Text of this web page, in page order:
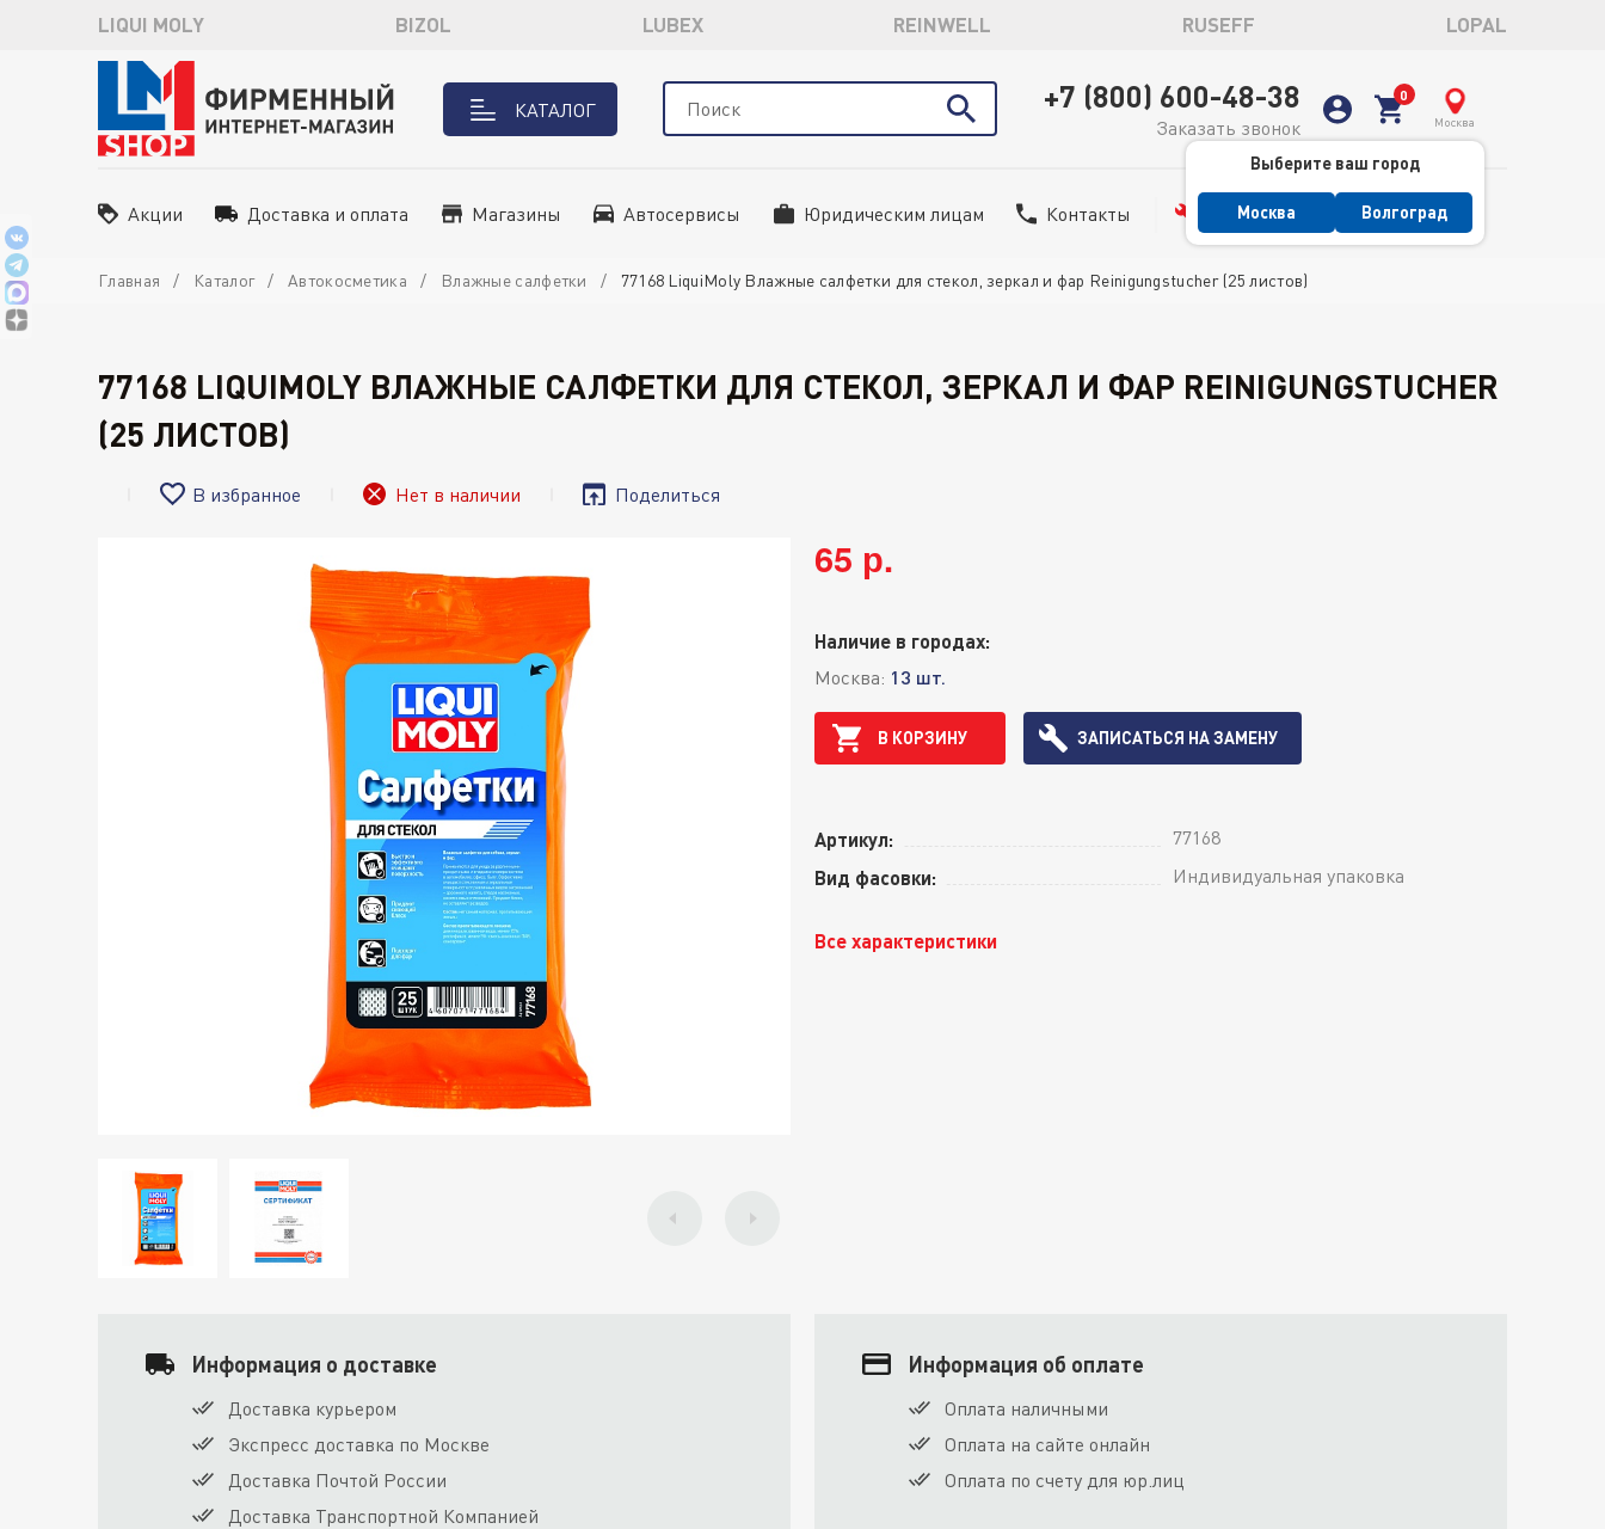
LIQUI MOLY BIZOL LUBEX REINWELL RUSEFF LOPAL
КАТАЛОГ +7 (800) 600-48-38
Заказать звонок Москва
Выберите ваш город
Москва Волгоград
Акции Доставка и оплата Магазины Автосервисы Юридическим лицам Контакты Сервис
Главная Каталог Автокосметика Влажные салфетки 77168 LiquiMoly Влажные салфетки для стекол, зеркал и фар Reinigungstucher (25 листов)
77168 LIQUIMOLY ВЛАЖНЫЕ САЛФЕТКИ ДЛЯ СТЕКОЛ, ЗЕРКАЛ И ФАР REINIGUNGSTUCHER
(25 ЛИСТОВ)
В избранное Нет в наличии Поделиться
65 р.
Наличие в городах:
Москва: 13 шт.
В КОРЗИНУ ЗАПИСАТЬСЯ НА ЗАМЕНУ
Артикул: 77168
Вид фасовки: Индивидуальная упаковка
Все характеристики
Информация о доставке
Доставка курьером
Экспресс доставка по Москве
Доставка Почтой России
Доставка Транспортной Компанией
Информация об оплате
Оплата наличными
Оплата на сайте онлайн
Оплата по счету для юр.лиц